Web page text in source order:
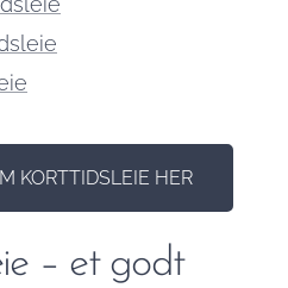
KORTTIDSLEIE HER
– et godt